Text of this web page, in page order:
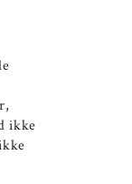
ikke